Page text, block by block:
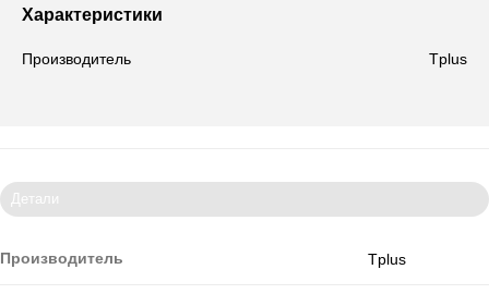
Характеристики
Производитель Tplus
Детали
Производитель Tplus